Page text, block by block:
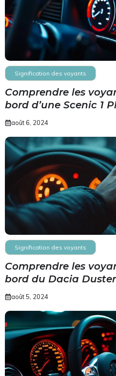
Signification des voyants
Comprendre les
bord d’une Scenic 1
août 6, 2024
Signification des voyants
Comprendre les
bord du Dacia Duster
août 5, 2024